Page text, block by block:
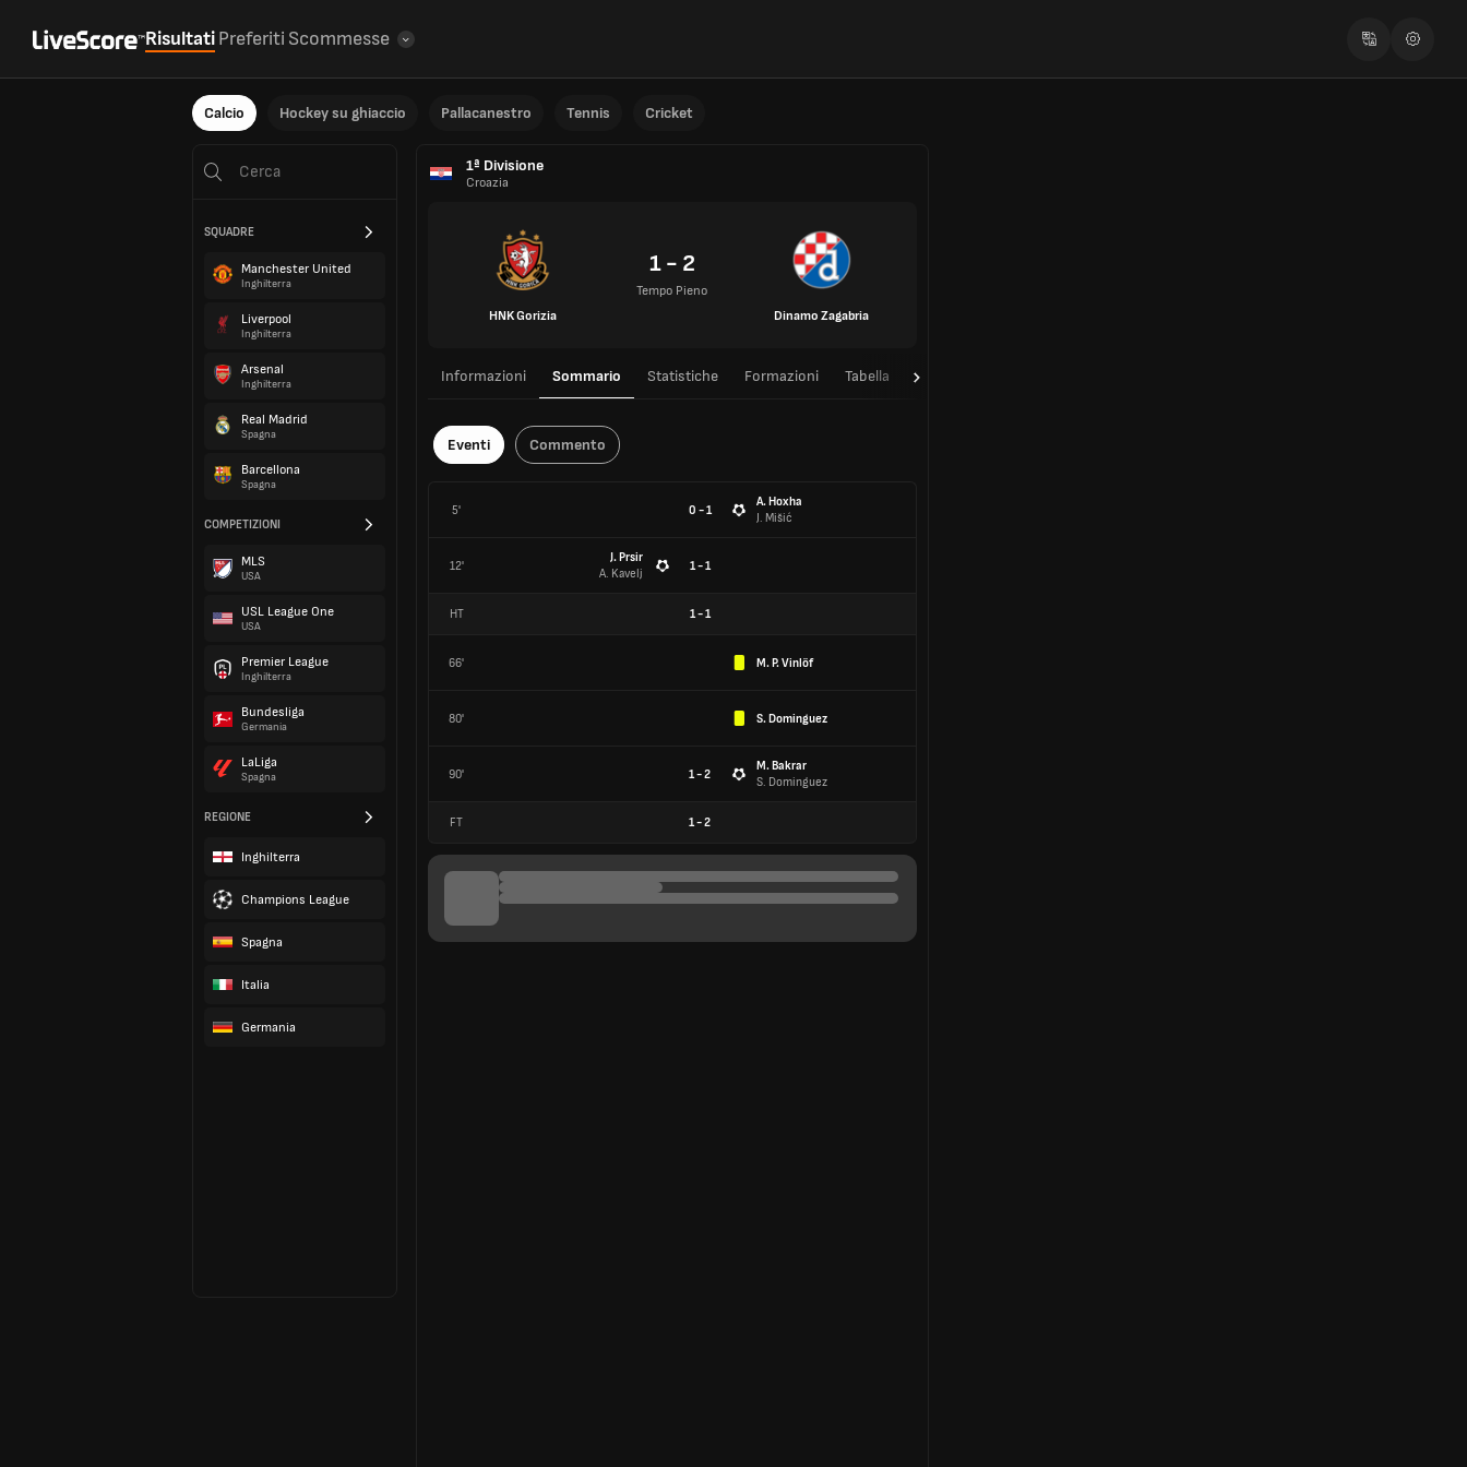
RisultatiPreferiti Scommesse
Calcio Hockey su ghiaccio Pallacanestro Tennis Cricket
SQUADRE
Manchester United
Inghilterra
Liverpool
Inghilterra
Arsenal
Inghilterra
Real Madrid
Spagna
Barcellona
Spagna
COMPETIZIONI
MLS
USA
USL League One
USA
Premier League
Inghilterra
Bundesliga
Germania
LaLiga
Spagna
REGIONE
Inghilterra
Champions League
Spagna
Italia
Germania
1ª Divisione
Croazia
HNK Gorizia
1 - 2
Tempo Pieno
Dinamo Zagabria
Informazioni Sommario Statistiche Formazioni Tabella T/T
Eventi Commento
5' 0 - 1
A. Hoxha
J. Mišić
12'
J. Prsir
A. Kavelj
1 - 1
HT 1-1
66' M. P. Vinlöf
80' S. Dominguez
90' 1 - 2
M. Bakrar
S. Dominguez
FT 1-2